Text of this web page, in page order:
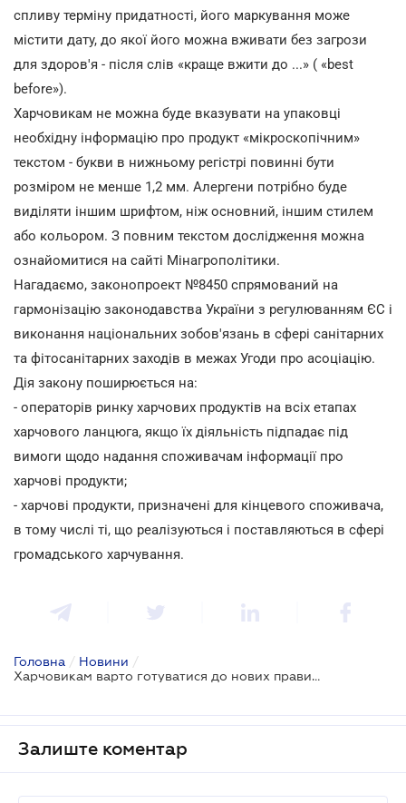
спливу терміну придатності, його маркування може
містити дату, до якої його можна вживати без загрози
для здоров'я - після слів «краще вжити до ...» ( «best
before»).
Харчовикам не можна буде вказувати на упаковці
необхідну інформацію про продукт «мікроскопічним»
текстом - букви в нижньому регістрі повинні бути
розміром не менше 1,2 мм. Алергени потрібно буде
виділяти іншим шрифтом, ніж основний, іншим стилем
або кольором. З повним текстом дослідження можна
ознайомитися на сайті Мінагрополітики.
Нагадаємо, законопроект №8450 спрямований на
гармонізацію законодавства України з регулюванням ЄС і
виконання національних зобов'язань в сфері санітарних
та фітосанітарних заходів в межах Угоди про асоціацію.
Дія закону поширюється на:
- операторів ринку харчових продуктів на всіх етапах
харчового ланцюга, якщо їх діяльність підпадає під
вимоги щодо надання споживачам інформації про
харчові продукти;
- харчові продукти, призначені для кінцевого споживача,
в тому числі ті, що реалізуються і поставляються в сфері
громадського харчування.
Головна / Новини /
Харчовикам варто готуватися до нових правил маркування продукції
Залиште коментар